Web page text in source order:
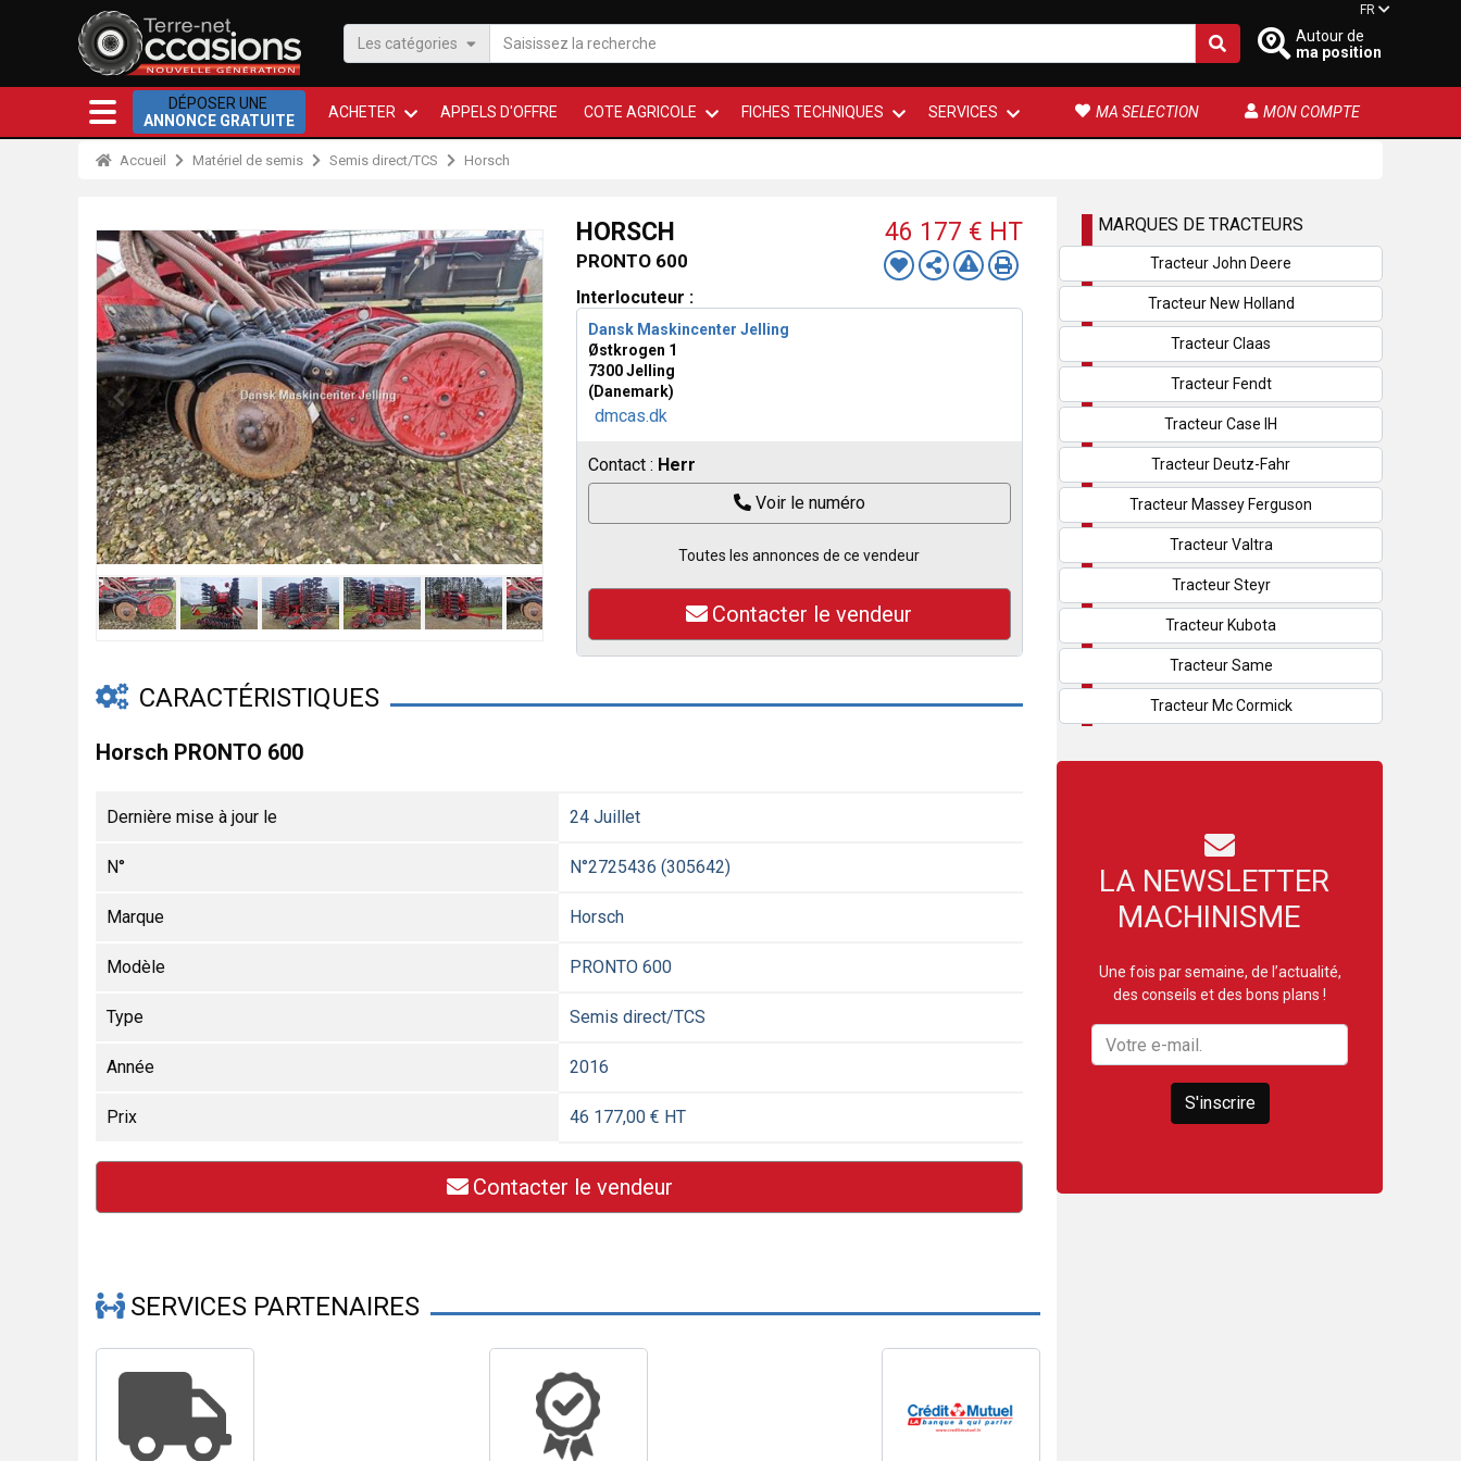
Les catégories
Autour de
ma position
FR
DÉPOSER UNE
ANNONCE GRATUITE
ACHETER APPELS D'OFFRE COTE AGRICOLE FICHES TECHNIQUES SERVICES MA SELECTION MON COMPTE
Accueil Matériel de semis Semis direct/TCS Horsch
HORSCH
PRONTO 600
46 177 € HT
Interlocuteur :
Dansk Maskincenter Jelling
Østkrogen 1
7300 Jelling
(Danemark)
dmcas.dk
Contact : Herr
Voir le numéro
Toutes les annonces de ce vendeur
Contacter le vendeur
CARACTÉRISTIQUES
Horsch PRONTO 600
Dernière mise à jour le 24 Juillet
N° N°2725436 (305642)
Marque Horsch
Modèle PRONTO 600
Type Semis direct/TCS
Année 2016
Prix 46 177,00 € HT
Contacter le vendeur
SERVICES PARTENAIRES
MARQUES DE TRACTEURS
Tracteur John Deere
Tracteur New Holland
Tracteur Claas
Tracteur Fendt
Tracteur Case IH
Tracteur Deutz-Fahr
Tracteur Massey Ferguson
Tracteur Valtra
Tracteur Steyr
Tracteur Kubota
Tracteur Same
Tracteur Mc Cormick
LA NEWSLETTER
MACHINISME
Une fois par semaine, de l’actualité,
des conseils et des bons plans !
S'inscrire